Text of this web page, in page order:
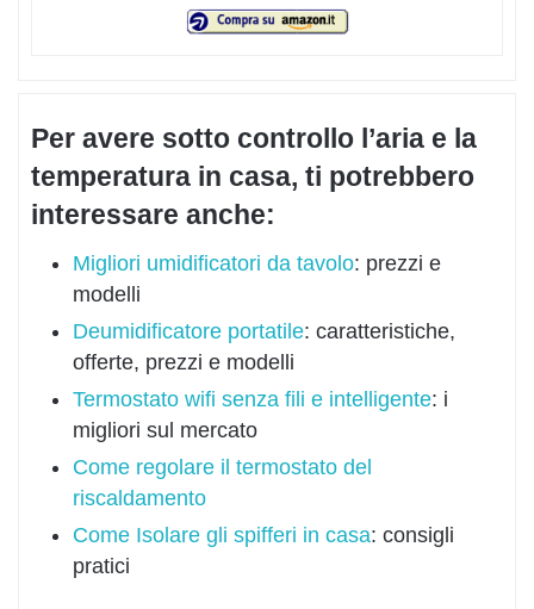
Per avere sotto controllo l’aria e la
temperatura in casa, ti potrebbero
interessare anche:
Migliori umidificatori da tavolo: prezzi e
modelli
Deumidificatore portatile: caratteristiche,
offerte, prezzi e modelli
Termostato wifi senza fili e intelligente: i
migliori sul mercato
Come regolare il termostato del
riscaldamento
Come Isolare gli spifferi in casa: consigli
pratici